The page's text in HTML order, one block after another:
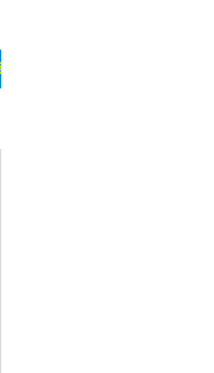
trong lãnh vực cơ